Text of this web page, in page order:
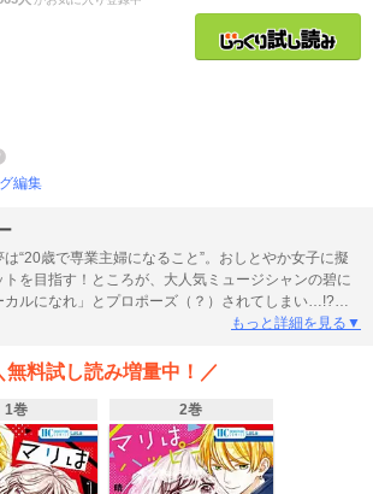
編集
“20歳で専業主婦になること”。おしとやか女子に擬
を目指す！ところが、大人気ミュージシャンの碧に
カルになれ」とプロポーズ（？）されてしまい…!?安
楽バカでこぼこコンビの不協和ラブコメ、開幕！
もっと詳細を見る▼
無料試し読み増量中！／
1巻 2巻